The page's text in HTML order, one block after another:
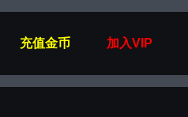
充值金币 加入VIP